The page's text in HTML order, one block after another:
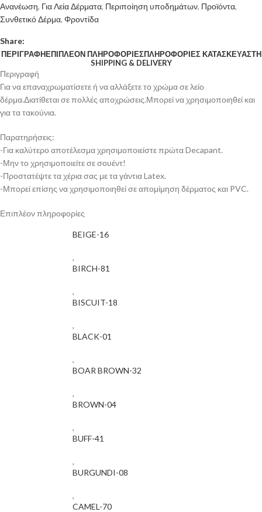
Ανανέωση, Για Λεία Δέρματα, Περιποίηση υποδημάτων, Προϊόντα,
Συνθετικό Δέρμα, Φροντίδα
Share:
ΠΕΡΙΓΡΑΦΉΕΠΙΠΛΈΟΝ ΠΛΗΡΟΦΟΡΊΕΣΠΛΗΡΟΦΟΡΊΕΣ ΚΑΤΑΣΚΕΥΑΣΤΉ
SHIPPING & DELIVERY
Περιγραφή
Για να επαναχρωματίσετε ή να αλλάξετε το χρώμα σε λείο
δέρμα.Διατίθεται σε πολλές αποχρώσεις.Μπορεί να χρησιμοποιηθεί και
για τα τακούνια.
Παρατηρήσεις:
-Για καλύτερο αποτέλεσμα χρησιμοποιείστε πρώτα Decapant.
-Μην το χρησιμοποιείτε σε σουέντ!
-Προστατέψτε τα χέρια σας με τα γάντια Latex.
-Μπορεί επίσης να χρησιμοποιηθεί σε απομίμηση δέρματος και PVC.
Επιπλέον πληροφορίες
BEIGE-16
,
BIRCH-81
,
BISCUIT-18
,
BLACK-01
,
BOAR BROWN-32
,
BROWN-04
,
BUFF-41
,
BURGUNDI-08
,
CAMEL-70